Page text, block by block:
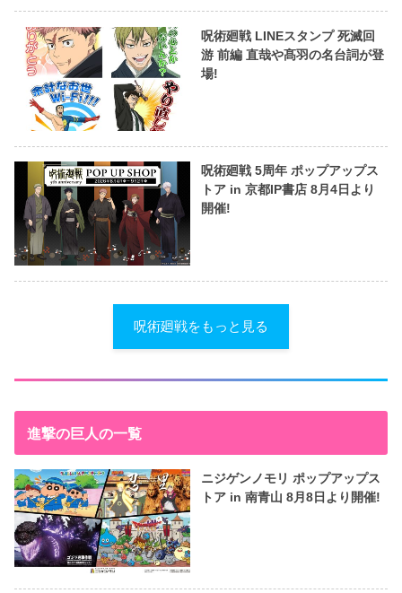
呪術廻戦 LINEスタンプ 死滅回
游 前編 直哉や髙羽の名台詞が登
場!
呪術廻戦 5周年 ポップアップス
トア in 京都IP書店 8月4日より
開催!
呪術廻戦をもっと見る
進撃の巨人の一覧
ニジゲンノモリ ポップアップス
トア in 南青山 8月8日より開催!